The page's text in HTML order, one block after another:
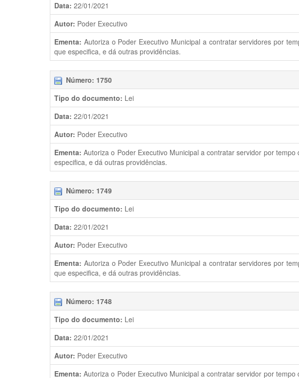
Data: 22/01/2021
Autor: Poder Executivo
Ementa: Autoriza o Poder Executivo Municipal a contratar servidores por
que especifica, e dá outras providências.
Número: 1750
Tipo do documento: Lei
Data: 22/01/2021
Autor: Poder Executivo
Ementa: Autoriza o Poder Executivo Municipal a contratar servidor por
especifica, e dá outras providências.
Número: 1749
Tipo do documento: Lei
Data: 22/01/2021
Autor: Poder Executivo
Ementa: Autoriza o Poder Executivo Municipal a contratar servidores por
que especifica, e dá outras providências.
Número: 1748
Tipo do documento: Lei
Data: 22/01/2021
Autor: Poder Executivo
Ementa: Autoriza o Poder Executivo Municipal a contratar servidor por